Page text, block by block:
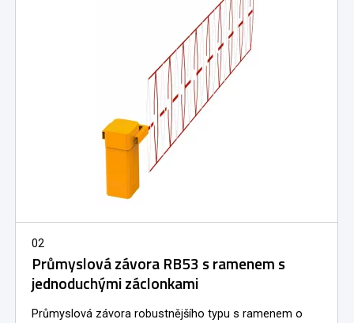
02
Průmyslová závora RB53 s ramenem s
jednoduchými záclonkami
Průmyslová závora robustnějšího typu s ramenem o